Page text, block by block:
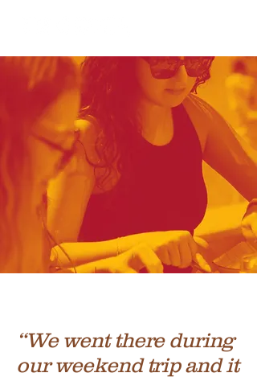
Testemunhos
“We went there during
our weekend trip and it